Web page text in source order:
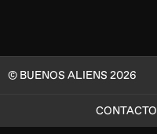
© BUENOS ALIENS 2026
CONTACTO